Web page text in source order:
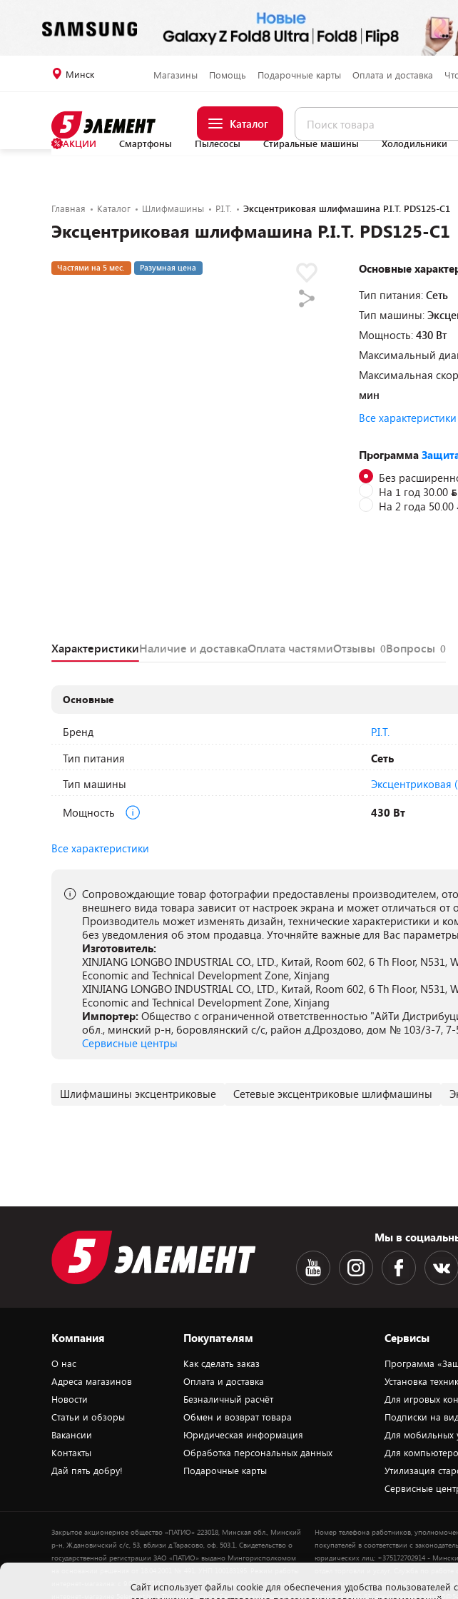
Минск Магазины Помощь Подарочные карты Оплата и доставка
Каталог
АКЦИИ Смартфоны Пылесосы Стиральные машины Холодильники
Главная Каталог Шлифмашины P.I.T. Эксцентриковая шлифмашина P.I.T. PDS125-C1
Эксцентриковая шлифмашина P.I.T. PDS125-C1
Частями на 5 мес. Разумная цена
Основные
Тип питания: Сеть
Тип машины:
Мощность: 430 Вт
Максимальный
Максимальная
мин
Все характеристики
Программа
Без
На 1 год 30.00
На 2 года 50.00
ХарактеристикиНаличие и доставкаОплата частямиОтзывы 0Вопросы 0
Основные
Бренд
P.I.T.
Тип питания
Сеть
Тип машины
Эксцентриковая
Мощность
430 Вт
Все характеристики
Сопровождающие товар фотографии предоставлены производителем,
внешнего вида товара зависит от настроек экрана и может отличаться от
Производитель может изменять дизайн, технические характеристики и
без уведомления об этом продавца. Уточняйте важные для Вас
Изготовитель:
XINJIANG LONGBO INDUSTRIAL CO., LTD., Китай, Room 602, 6 Th Floor, N531,
Economic and Technical Development Zone, Xinjang
XINJIANG LONGBO INDUSTRIAL CO., LTD., Китай, Room 602, 6 Th Floor, N531,
Economic and Technical Development Zone, Xinjang
Импортер: Общество с ограниченной ответственностью "АйТи
обл., минский р-н, боровлянский с/с, район д.Дроздово, дом № 103/3-7, 7-
Сервисные центры
Шлифмашины эксцентриковые Сетевые эксцентриковые шлифмашины
Мы в
Компания
О нас
Адреса магазинов
Новости
Статьи и обзоры
Вакансии
Контакты
Дай пять добру!
Покупателям
Как сделать заказ
Оплата и доставка
Безналичный расчёт
Обмен и возврат товара
Юридическая информация
Обработка персональных данных
Подарочные карты
Сервисы
Программа
Установка
Для игровых
Подписки на
Для мобильных
Для
Утилизация
Сервисные
Закрытое акционерное общество «ПАТИО» 223018, Минская обл., Минский
р-н, Ждановичский с/с, 53, вблизи д.Тарасово, оф. 503.1. Свидетельство о
государственной регистрации ЗАО «ПАТИО» выдано Мингорисполкомом
интернет-магазина: с 9.00 до 21.00 ежедневно. Дата включения сведений об
интернет-магазине 5element.by в Торговый реестр Республики Беларусь -
Номер телефона работников,
покупателей в соответствии с
юридических лиц: +375172702914 -
вопросам рассмотрения обращения
+37517-359-23-83. Электронная почта:
Cайт использует файлы cookie для обеспечения удобства пользователей